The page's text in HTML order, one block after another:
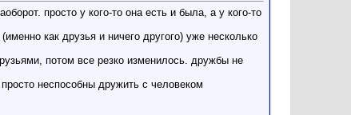
просто у кого-то она есть и была, а у кого-то
как друзья и ничего другого) уже несколько
потом все резко изменилось. дружбы не
неспособны дружить с человеком